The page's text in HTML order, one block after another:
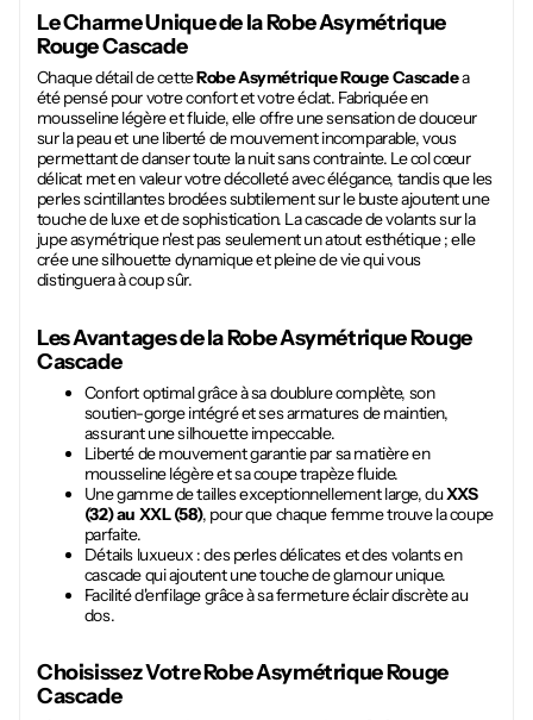
Le Charme Unique de laRobe Asymétrique
Rouge Cascade
Chaque détail de cetteRobe Asymétrique Rouge Cascadea
été pensé pour votre confort et votre éclat. Fabriquée en
mousseline légère et fluide, elle offre une sensation de douceur
sur la peau et une liberté de mouvement incomparable, vous
permettant de danser toute la nuit sans contrainte. Le col cœur
délicat met en valeur votre décolleté avec élégance, tandis que les
perles scintillantes brodées subtilement sur le buste ajoutent une
touche de luxe et de sophistication. La cascade de volants sur la
jupe asymétrique n'est pas seulement un atout esthétique ; elle
crée une silhouette dynamique et pleine de vie qui vous
distinguera à coup sûr.
Les Avantages de laRobe Asymétrique Rouge
Cascade
Confort optimal grâce à sa doublure complète, son
soutien-gorge intégré et ses armatures de maintien,
assurant une silhouette impeccable.
Liberté de mouvement garantie par sa matière en
mousseline légère et sa coupe trapèze fluide.
Une gamme de tailles exceptionnellement large, duXXS
(32) au XXL (58), pour que chaque femme trouve la coupe
parfaite.
Détails luxueux : des perles délicates et des volants en
cascade qui ajoutent une touche de glamour unique.
Facilité d'enfilage grâce à sa fermeture éclair discrète au
dos.
Choisissez VotreRobe Asymétrique Rouge
Cascade